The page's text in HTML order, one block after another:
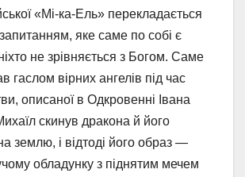
«Мі-ка-Ель» перекладається
яке саме по собі є
не зрівняється з Богом. Саме
гаслом вірних ангелів під час
описаної в Одкровенні Івана
скинув дракона й його
землю, і відтоді його образ —
обладунку з піднятим мечем